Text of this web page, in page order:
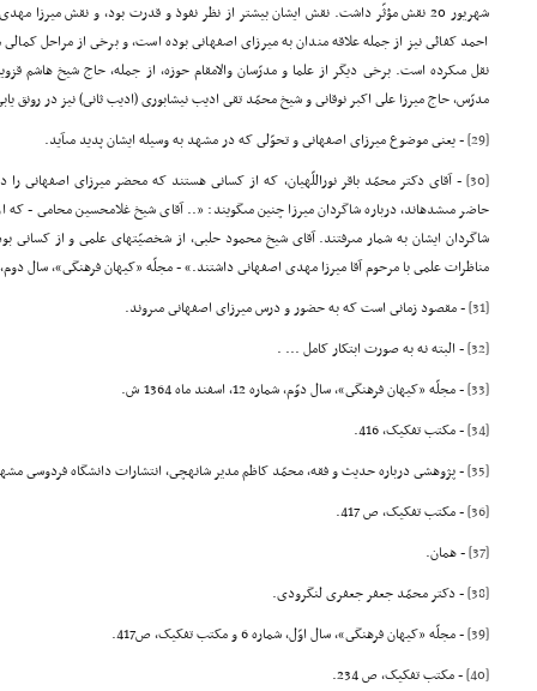
شهریور 20 نقش مؤثّر داشت. نقش ایشان بیشتر از نظر نفوذ و قدرت بود، و نقش میرزا
احمد کفائى نیز از جمله علاقه مندان به میرزاى اصفهانى بوده است، و برخى از مراحل
نقل مىکرده است. برخى دیگر از علما و مدرّسان والامقام حوزه، از جمله، حاج شیخ هاشم
مدرّس، حاج میرزا على اکبر نوقانى و شیخ محمّد تقى ادیب نیشابورى (ادیب ثانى) نیز در رونق
[29]
- یعنى موضوع میرزاى اصفهانى و تحوّلى که در مشهد به وسیله ایشان پدید مىآید.
[30]
- آقاى دکتر محمّد باقر نوراللّهیان، که از کسانى هستند که محضر میرزاى اصفهانى
حاضر مىشدهاند، درباره شاگردان میرزا چنین مىگویند: «.. آقاى شیخ غلامحسین محامى -
مناظرات علمى با مرحوم آقا میرزا مهدى اصفهانى داشتند.» - مجلّه «کیهان فرهنگى»، سال دوم، شماره 12، اسفند
[31]
- مقصود زمانى است که به حضور و درس میرزاى اصفهانى مىروند.
[32]
- البته نه به صورت ابتکار کامل ... .
[33]
- مجلّه «کیهان فرهنگى»، سال دوّم، شماره 12، اسفند ماه 1364 ش.
[34]
- مکتب تفکیک، 416.
[35]
- پژوهشى درباره حدیث و فقه، محمّد کاظم مدیر شانهچى، انتشارات دانشگاه فردوسى مشهد، 1380، ص12
[36]
- مکتب تفکیک، ص 417.
[37]
- همان.
[38]
- دکتر محمّد جعفر جعفرى لنگرودى.
[39]
- مجلّه «کیهان فرهنگى»، سال اوّل، شماره 6 و مکتب تفکیک، ص417.
[40]
- مکتب تفکیک، ص 234.